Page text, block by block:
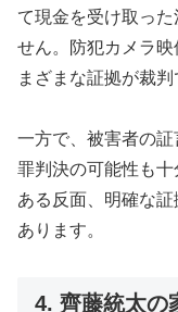
て現金を受け取っ
せん。防犯カメラ
まざまな証拠が裁
一方で、被害者の
罪判決の可能性も
ある反面、明確な
あります。
4. 齊藤統太の